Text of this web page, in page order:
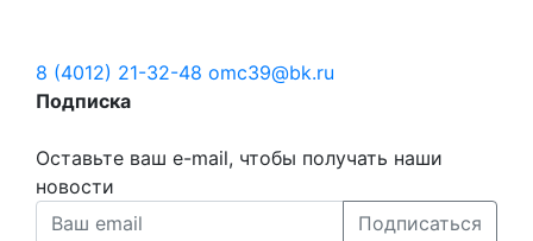
8 (4012) 21-32-48 omc39@bk.ru
Подписка
Оставьте ваш e-mail, чтобы получать наши
новости
Подписаться